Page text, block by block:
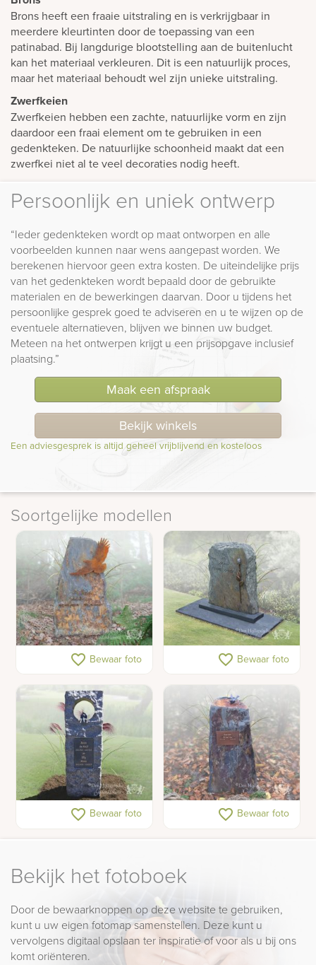
Brons heeft een fraaie uitstraling en is verkrijgbaar in
meerdere kleurtinten door de toepassing van een
patinabad. Bij langdurige blootstelling aan de buitenlucht
kan het materiaal verkleuren. Dit is een natuurlijk proces,
maar het materiaal behoudt wel zijn unieke uitstraling.
Zwerfkeien
Zwerfkeien hebben een zachte, natuurlijke vorm en zijn
daardoor een fraai element om te gebruiken in een
gedenkteken. De natuurlijke schoonheid maakt dat een
zwerfkei niet al te veel decoraties nodig heeft.
Persoonlijk en uniek ontwerp
“Ieder gedenkteken wordt op maat ontworpen en alle
voorbeelden kunnen naar wens aangepast worden. We
berekenen hiervoor geen extra kosten. De uiteindelijke prijs
van het gedenkteken wordt bepaald door de gebruikte
materialen en de bewerkingen daarvan. Door u tijdens het
persoonlijke gesprek goed te adviseren en u te wijzen op de
eventuele alternatieven, blijven we binnen uw budget.
Meteen na het ontwerpen krijgt u een prijsopgave inclusief
plaatsing.”
Maak een afspraak
Bekijk winkels
Een adviesgesprek is altijd geheel vrijblijvend en kosteloos
Soortgelijke modellen
Ruwe grafsteen met
vogel van cortenstaal
favorite_border Bewaar foto
Ruw leisteen als
favorite_border Bewaar foto
Zuilen gedenkteken
favorite_border Bewaar foto
Natuurlijk grafmonument
met bronzen vogeltje
favorite_border Bewaar foto
Bekijk het fotoboek
Door de bewaarknoppen op deze website te gebruiken,
kunt u uw eigen fotomap samenstellen. Deze kunt u
vervolgens digitaal opslaan ter inspiratie of voor als u bij ons
komt oriënteren.